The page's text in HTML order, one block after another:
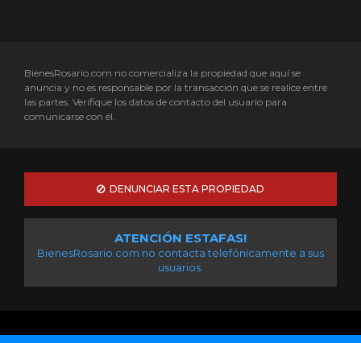
BienesRosario.com no comercializa la propiedad que aquí se
anuncia y no es responsable por la transacción que se realice entre
las partes. Verifique los datos de contacto del usuario para
comunicarse con él.
DENUNCIAR ESTA PROPIEDAD
ATENCIÓN ESTAFAS!
BienesRosario.com no contacta telefónicamente a sus
usuarios.